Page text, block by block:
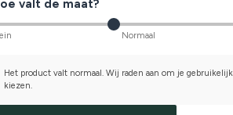
valt de maat?
Normaal
Het product valt normaal. Wij raden aan om je
kiezen.